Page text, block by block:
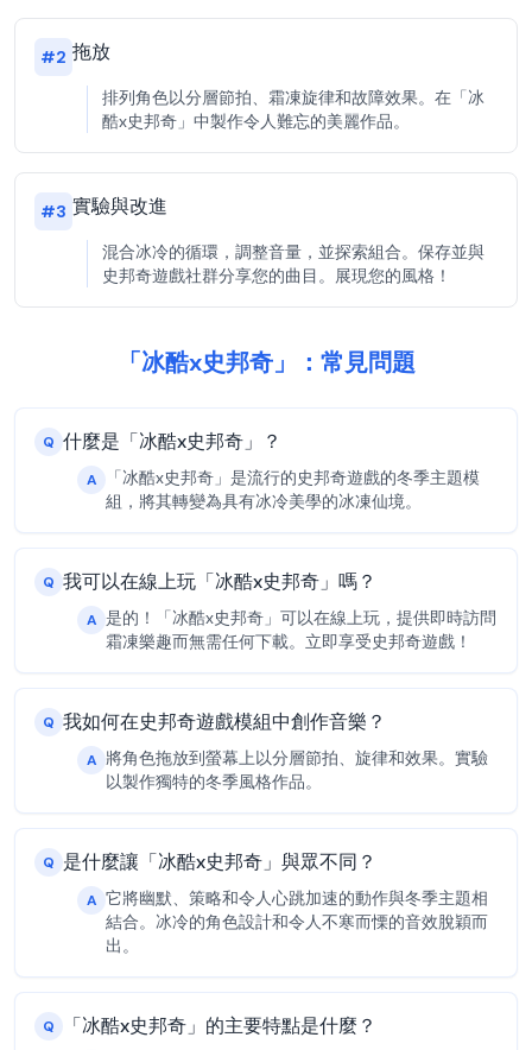
#2 拖放
排列角色以分層節拍、霜凍旋律和故障效果。在「冰
酷x史邦奇」中製作令人難忘的美麗作品。
#3 實驗與改進
混合冰冷的循環，調整音量，並探索組合。保存並與
史邦奇遊戲社群分享您的曲目。展現您的風格！
「冰酷x史邦奇」：常見問題
Q 什麼是「冰酷x史邦奇」？
A
「冰酷x史邦奇」是流行的史邦奇遊戲的冬季主題模
組，將其轉變為具有冰冷美學的冰凍仙境。
Q 我可以在線上玩「冰酷x史邦奇」嗎？
A 是的！「冰酷x史邦奇」可以在線上玩，提供即時訪問
霜凍樂趣而無需任何下載。立即享受史邦奇遊戲！
Q 我如何在史邦奇遊戲模組中創作音樂？
A 將角色拖放到螢幕上以分層節拍、旋律和效果。實驗
以製作獨特的冬季風格作品。
Q 是什麼讓「冰酷x史邦奇」與眾不同？
A 它將幽默、策略和令人心跳加速的動作與冬季主題相
結合。冰冷的角色設計和令人不寒而慄的音效脫穎而
出。
Q 「冰酷x史邦奇」的主要特點是什麼？